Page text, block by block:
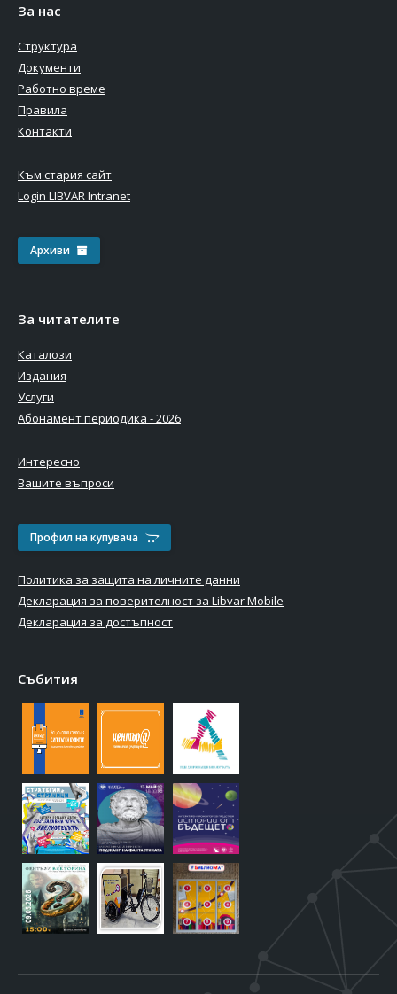
За нас
Структура
Документи
Работно време
Правила
Контакти
Към стария сайт
Login LIBVAR Intranet
Архиви
За читателите
Каталози
Издания
Услуги
Абонамент периодика - 2026
Интересно
Вашите въпроси
Профил на купувача
Политика за защита на личните данни
Декларация за поверителност за Libvar Mobile
Декларация за достъпност
Събития